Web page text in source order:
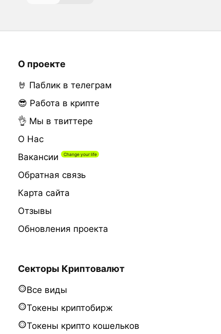
О проекте
🤘 Паблик в телеграм
😎 Работа в крипте
👌 Мы в твиттере
О Нас
Вакансии
Обратная связь
Карта сайта
Отзывы
Обновления проекта
Секторы Криптовалют
Все виды
Токены криптобирж
Токены крипто кошельков